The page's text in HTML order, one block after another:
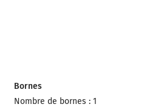
Bornes
Nombre de bornes : 1